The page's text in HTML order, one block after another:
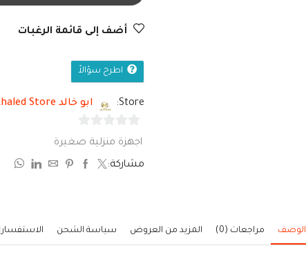
أضف إلى قائمة الرغبات
اطرح سؤالاً
Store: ابو خالد Abo Khaled Store
اجهزة منزلية صغيرة
مشاركة:
الوصف مراجعات (0) المزيد من العروض سياسة الشحن